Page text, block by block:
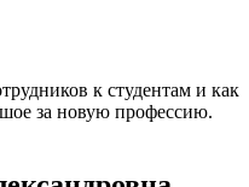
к студентам и как
за новую профессию.